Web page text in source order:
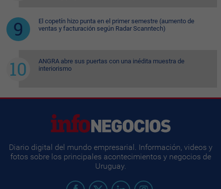
El copetín hizo punta en el primer semestre (aumento de
ventas y facturación según Radar Scanntech)
ANGRA abre sus puertas con una inédita muestra de
interiorismo
Diario digital del mundo empresarial. Información, videos y
fotos sobre los principales acontecimientos y negocios de
Uruguay.